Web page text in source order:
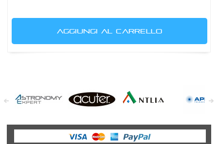
AGGIUNGI AL CARRELLO
Expert
Telescopes